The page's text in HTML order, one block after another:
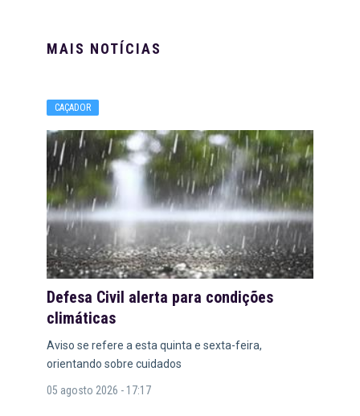
MAIS NOTÍCIAS
CAÇADOR
Defesa Civil alerta para condições
climáticas
Aviso se refere a esta quinta e sexta-feira,
orientando sobre cuidados
05 agosto 2026 - 17:17